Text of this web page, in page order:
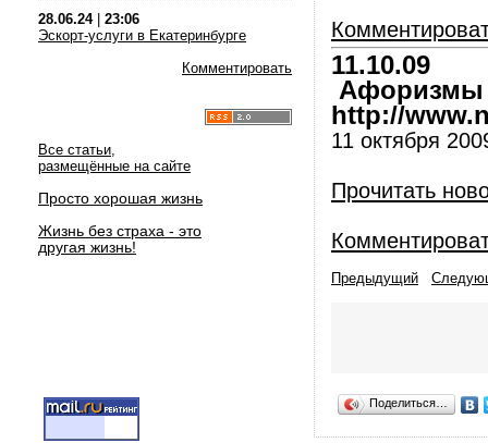
28.06.24| 23:06
Эскорт-услуги в Екатеринбурге
Комментировать
Все статьи,
размещённые на сайте
Просто хорошая жизнь
Жизнь без страха - это
другая жизнь!
11.10.09
Афоризмы
http://
11 октября
Прочитать
Предыдущий
Поделиться…